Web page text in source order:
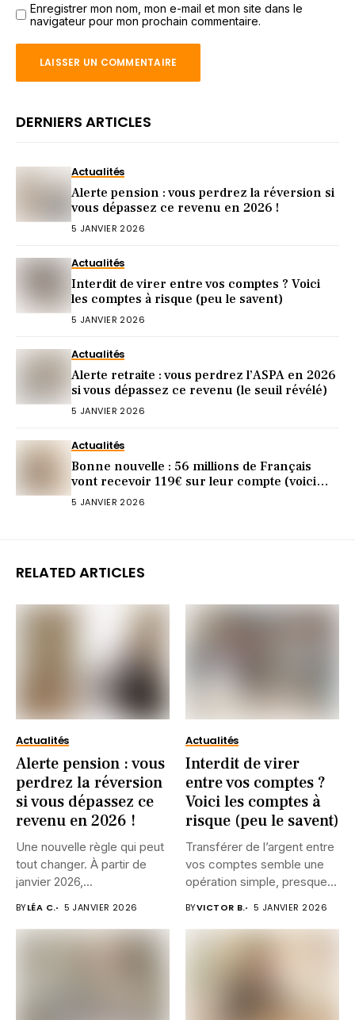
Enregistrer mon nom, mon e-mail et mon site dans le
navigateur pour mon prochain commentaire.
DERNIERS ARTICLES
Actualités
Alerte pension : vous perdrez la réversion si
vous dépassez ce revenu en 2026 !
5 JANVIER 2026
Actualités
Interdit de virer entre vos comptes ? Voici
les comptes à risque (peu le savent)
5 JANVIER 2026
Actualités
Alerte retraite : vous perdrez l’ASPA en 2026
si vous dépassez ce revenu (le seuil révélé)
5 JANVIER 2026
Actualités
Bonne nouvelle : 56 millions de Français
vont recevoir 119€ sur leur compte (voici
pourquoi)
5 JANVIER 2026
RELATED ARTICLES
Actualités
Alerte pension : vous
perdrez la réversion
si vous dépassez ce
revenu en 2026 !
Une nouvelle règle qui peut
tout changer. À partir de
janvier 2026,...
BYLÉA C. 5 JANVIER 2026
Actualités
Interdit de virer
entre vos comptes ?
Voici les comptes à
risque (peu le savent)
Transférer de l’argent entre
vos comptes semble une
opération simple, presque
BYVICTOR B. 5 JANVIER 2026